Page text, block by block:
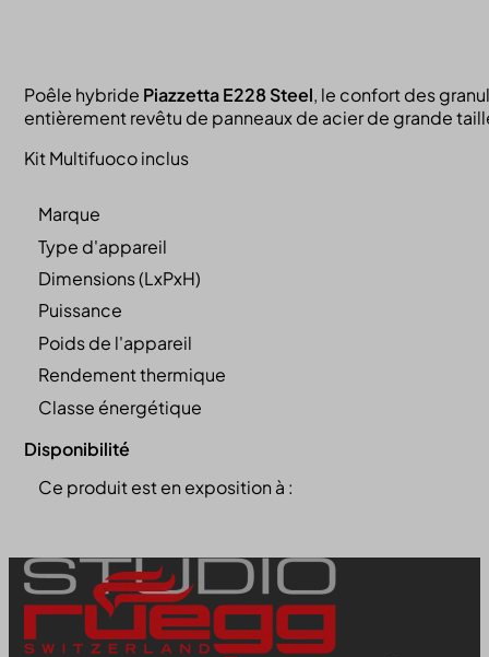
Poêle hybride Piazzetta E228 Steel, le confort des
entièrement revêtu de panneaux de acier de grande
Kit Multifuoco inclus
Marque
Type d'appareil
Dimensions (LxPxH)
Puissance
Poids de l'appareil
Rendement thermique
Classe énergétique
Disponibilité
Ce produit est en exposition à :